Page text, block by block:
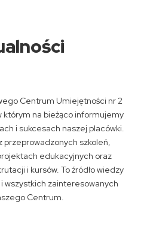
Centrum Umiejętności nr 2
na bieżąco informujemy
i sukcesach naszej placówki.
przeprowadzonych szkoleń,
edukacyjnych oraz
i kursów. To źródło wiedzy
wszystkich zainteresowanych
Centrum.